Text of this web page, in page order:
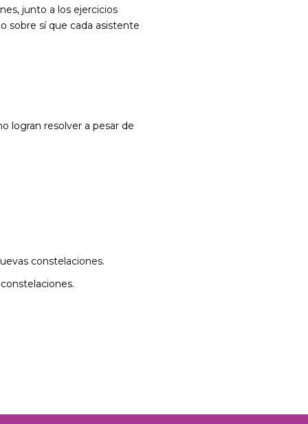
junto a los ejercicios
sobre sí que cada asistente
logran resolver a pesar de
constelaciones.